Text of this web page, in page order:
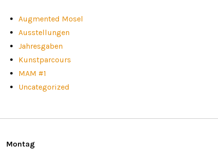
Augmented Mosel
Ausstellungen
Jahresgaben
Kunstparcours
MAM #1
Uncategorized
Montag